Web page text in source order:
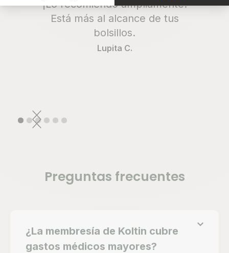
¡Lo recomiendo ampliamente!
Está más al alcance de tus
bolsillos.
Lupita C.
Preguntas frecuentes
¿La membresía de Koltin cubre
gastos médicos mayores?